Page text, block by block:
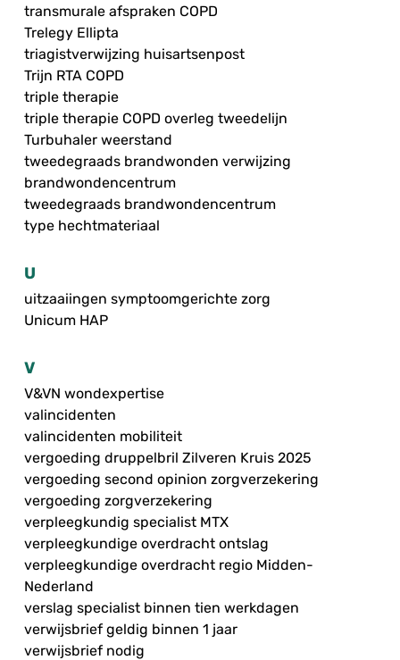
transmurale afspraken COPD
Trelegy Ellipta
triagistverwijzing huisartsenpost
Trijn RTA COPD
triple therapie
triple therapie COPD overleg tweedelijn
Turbuhaler weerstand
tweedegraads brandwonden verwijzing
brandwondencentrum
tweedegraads brandwondencentrum
type hechtmateriaal
U
uitzaaiingen symptoomgerichte zorg
Unicum HAP
V
V&VN wondexpertise
valincidenten
valincidenten mobiliteit
vergoeding druppelbril Zilveren Kruis 2025
vergoeding second opinion zorgverzekering
vergoeding zorgverzekering
verpleegkundig specialist MTX
verpleegkundige overdracht ontslag
verpleegkundige overdracht regio Midden-
Nederland
verslag specialist binnen tien werkdagen
verwijsbrief geldig binnen 1 jaar
verwijsbrief nodig